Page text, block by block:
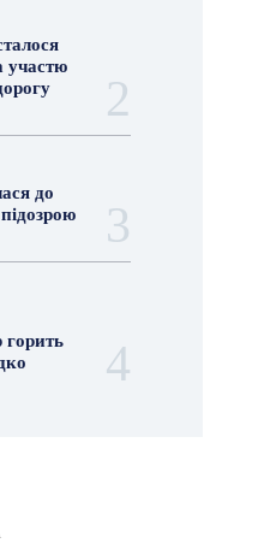
участю
до
горить